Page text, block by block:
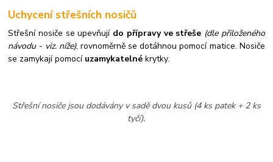
Uchycení střešních nosičů
Střešní nosiče se upevňují do přípravy ve střeše (dle přiloženého
návodu - viz. níže), rovnoměrně se dotáhnou pomocí matice. Nosiče
se zamykají pomocí uzamykatelné krytky.
Střešní nosiče jsou dodávány v sadě dvou kusů (4 ks patek + 2 ks
tyčí).